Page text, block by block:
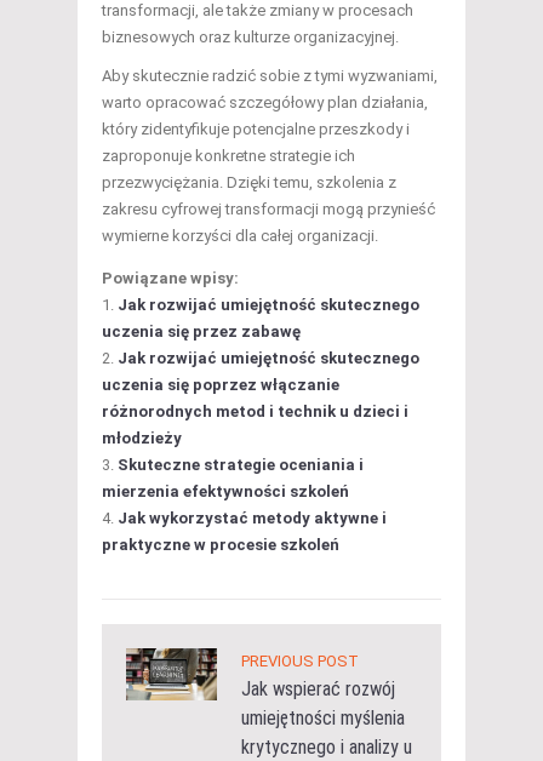
transformacji, ale także zmiany w procesach
biznesowych oraz kulturze organizacyjnej.
Aby skutecznie radzić sobie z tymi wyzwaniami,
warto opracować szczegółowy plan działania,
który zidentyfikuje potencjalne przeszkody i
zaproponuje konkretne strategie ich
przezwyciężania. Dzięki temu, szkolenia z
zakresu cyfrowej transformacji mogą przynieść
wymierne korzyści dla całej organizacji.
Powiązane wpisy:
Jak rozwijać umiejętność skutecznego
uczenia się przez zabawę
Jak rozwijać umiejętność skutecznego
uczenia się poprzez włączanie
różnorodnych metod i technik u dzieci i
młodzieży
Skuteczne strategie oceniania i
mierzenia efektywności szkoleń
Jak wykorzystać metody aktywne i
praktyczne w procesie szkoleń
PREVIOUS POST
Jak wspierać rozwój
umiejętności myślenia
krytycznego i analizy u